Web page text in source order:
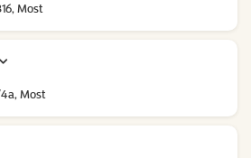
Most
Most